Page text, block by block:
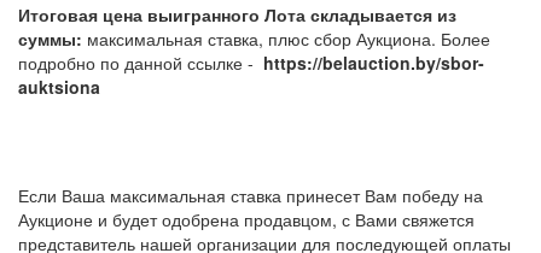
Итоговая цена выигранного Лота складывается из
суммы: максимальная ставка, плюс сбор Аукциона. Более
подробно по данной ссылке - https://belauction.by/sbor-
auktsiona
Если Ваша максимальная ставка принесет Вам победу на
Аукционе и будет одобрена продавцом, с Вами свяжется
представитель нашей организации для последующей оплаты